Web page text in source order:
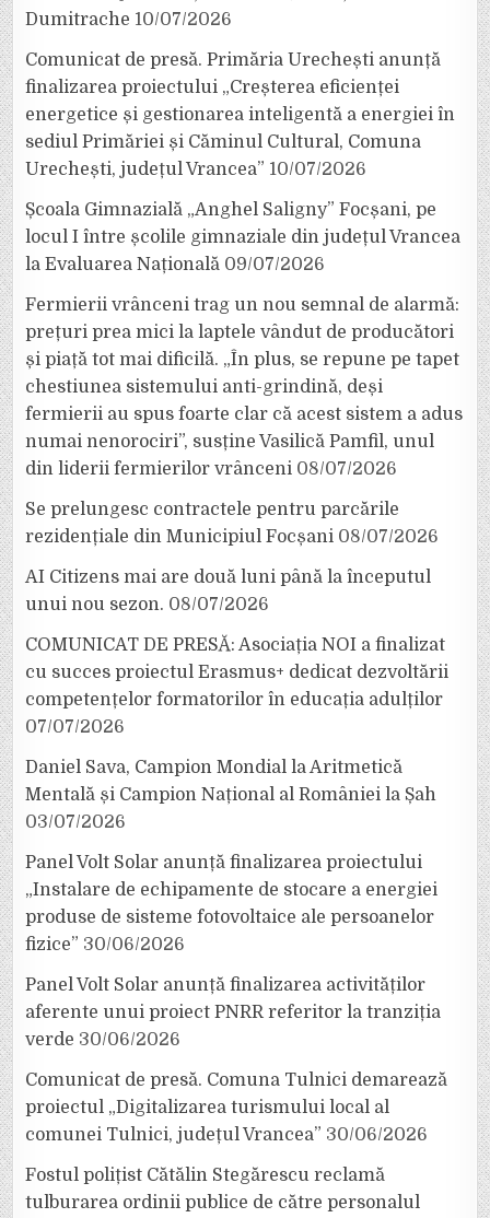
Dumitrache 10/07/2026
Comunicat de presă. Primăria Urechești anunță
finalizarea proiectului „Creșterea eficienței
energetice și gestionarea inteligentă a energiei în
sediul Primăriei și Căminul Cultural, Comuna
Urechești, județul Vrancea” 10/07/2026
Școala Gimnazială „Anghel Saligny” Focșani, pe
locul I între școlile gimnaziale din județul Vrancea
la Evaluarea Națională 09/07/2026
Fermierii vrânceni trag un nou semnal de alarmă:
prețuri prea mici la laptele vândut de producători
și piață tot mai dificilă. „În plus, se repune pe tapet
chestiunea sistemului anti-grindină, deși
fermierii au spus foarte clar că acest sistem a adus
numai nenorociri”, susține Vasilică Pamfil, unul
din liderii fermierilor vrânceni 08/07/2026
Se prelungesc contractele pentru parcările
rezidențiale din Municipiul Focșani 08/07/2026
AI Citizens mai are două luni până la începutul
unui nou sezon. 08/07/2026
COMUNICAT DE PRESĂ: Asociația NOI a finalizat
cu succes proiectul Erasmus+ dedicat dezvoltării
competențelor formatorilor în educația adulților
07/07/2026
Daniel Sava, Campion Mondial la Aritmetică
Mentală și Campion Național al României la Șah
03/07/2026
Panel Volt Solar anunță finalizarea proiectului
„Instalare de echipamente de stocare a energiei
produse de sisteme fotovoltaice ale persoanelor
fizice” 30/06/2026
Panel Volt Solar anunță finalizarea activităților
aferente unui proiect PNRR referitor la tranziția
verde 30/06/2026
Comunicat de presă. Comuna Tulnici demarează
proiectul „Digitalizarea turismului local al
comunei Tulnici, județul Vrancea” 30/06/2026
Fostul polițist Cătălin Stegărescu reclamă
tulburarea ordinii publice de către personalul